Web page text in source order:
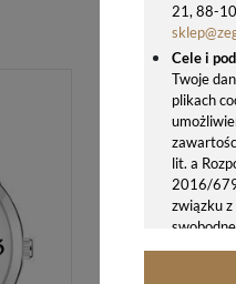
21, 88-
Cele i
Twoje
plikach
lit. a
2016/
związku
95/46/